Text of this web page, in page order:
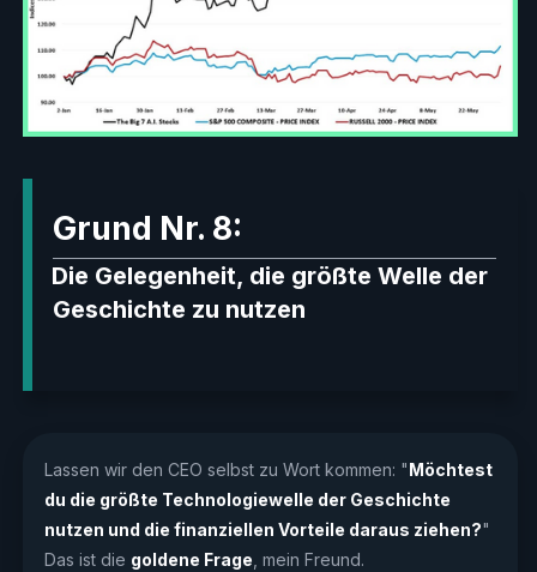
Grund Nr. 8:
Die Gelegenheit, die größte Welle der
Geschichte zu nutzen
Lassen wir den CEO selbst zu Wort kommen: "Möchtest
du die größte Technologiewelle der Geschichte
nutzen und die finanziellen Vorteile daraus ziehen?"
Das ist die goldene Frage , mein Freund.